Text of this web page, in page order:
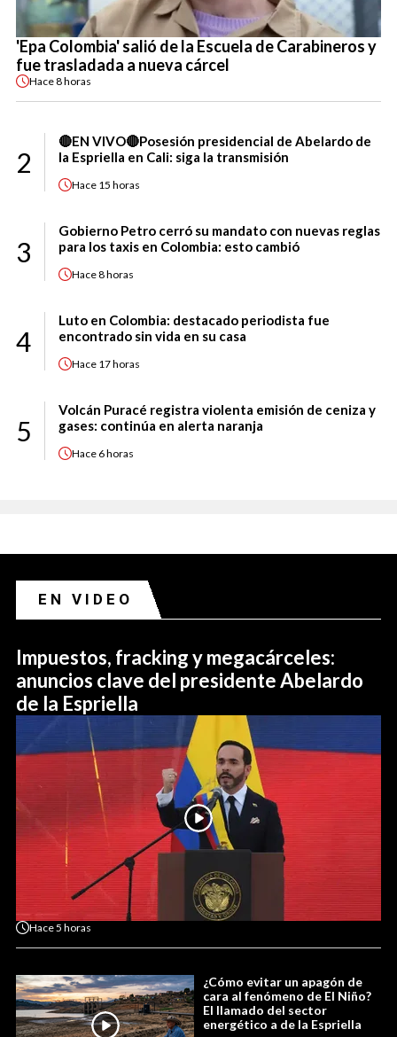
'Epa Colombia' salió de la Escuela de Carabineros y
fue trasladada a nueva cárcel
Hace8 horas
2
🔴EN VIVO🔴Posesión presidencial de Abelardo de
la Espriella en Cali: siga la transmisión
Hace 15 horas
3
Gobierno Petro cerró su mandato con nuevas reglas
para los taxis en Colombia: esto cambió
Hace8 horas
4
Luto en Colombia: destacado periodista fue
encontrado sin vida en su casa
Hace 17 horas
5
Volcán Puracé registra violenta emisión de ceniza y
gases: continúa en alerta naranja
Hace 6 horas
EN VIDEO
Impuestos, fracking y megacárceles:
anuncios clave del presidente Abelardo
de la Espriella
Hace5 horas
¿Cómo evitar un apagón de
cara al fenómeno de El Niño?
El llamado del sector
energético a de la Espriella